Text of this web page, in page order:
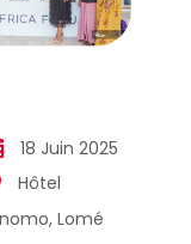
18 Juin 2025
Hôtel
Lomé